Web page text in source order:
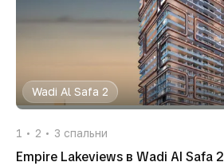
Wadi Al Safa 2
1 2 3 спальни
Empire Lakeviews в Wadi Al Safa 2